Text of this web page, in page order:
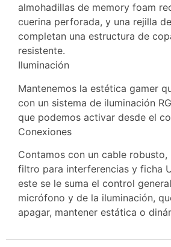
almohadillas de memory foam
cuerina perforada, y una rejilla
completan una estructura de
resistente.
Iluminación
Mantenemos la estética gamer
con un sistema de iluminación
que podemos activar desde el
Conexiones
Contamos con un cable robusto,
filtro para interferencias y ficha
este se le suma el control
micrófono y de la iluminación,
apagar, mantener estática o